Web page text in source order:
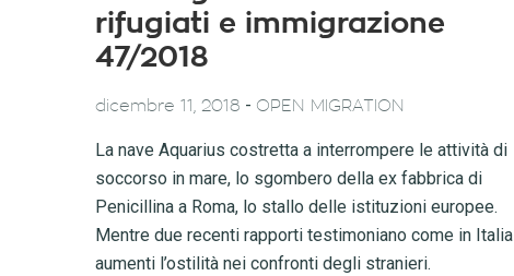
rifugiati e immigrazione
47/2018
dicembre 11, 2018 - OPEN MIGRATION
La nave Aquarius costretta a interrompere le attività di
soccorso in mare, lo sgombero della ex fabbrica di
Penicillina a Roma, lo stallo delle istituzioni europee.
Mentre due recenti rapporti testimoniano come in Italia
aumenti l’ostilità nei confronti degli stranieri.